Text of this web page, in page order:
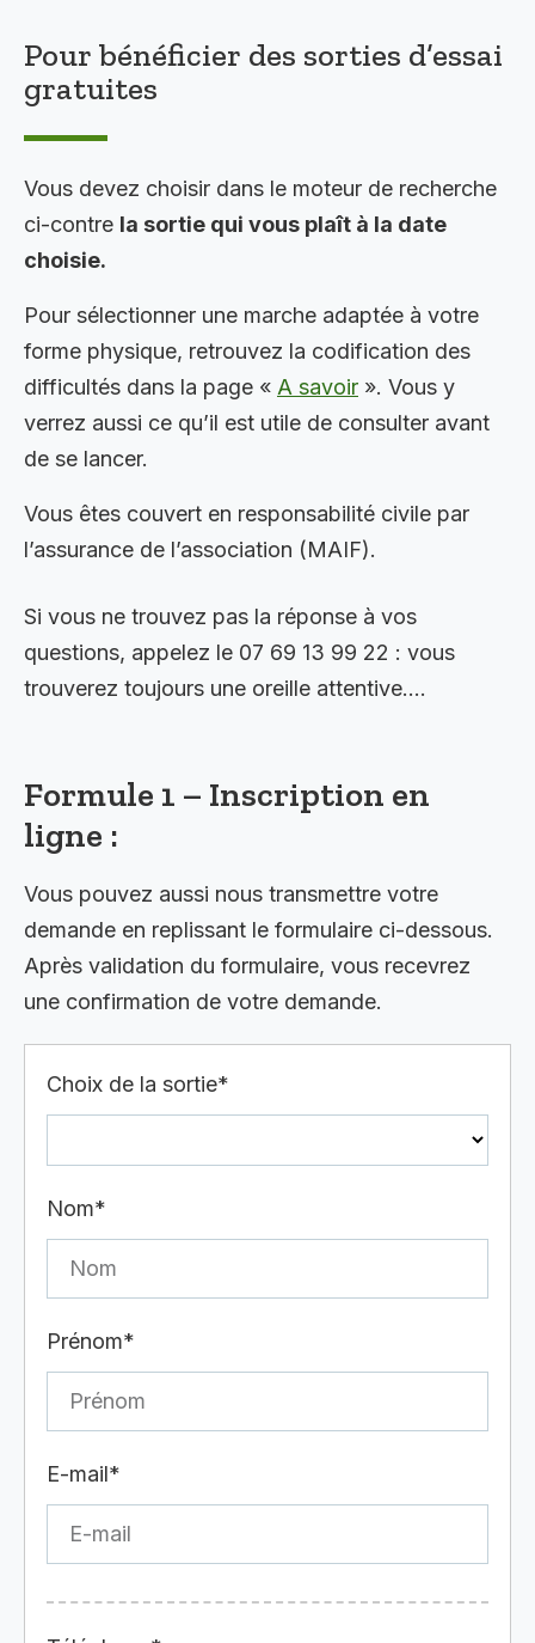
Pour bénéficier des sorties d’essai
gratuites
Vous devez choisir dans le moteur de recherche
ci-contre la sortie qui vous plaît à la date
choisie.
Pour sélectionner une marche adaptée à votre
forme physique, retrouvez la codification des
difficultés dans la page « A savoir ». Vous y
verrez aussi ce qu’il est utile de consulter avant
de se lancer.
Vous êtes couvert en responsabilité civile par
l’assurance de l’association (MAIF).
Si vous ne trouvez pas la réponse à vos
questions, appelez le 07 69 13 99 22 : vous
trouverez toujours une oreille attentive….
Formule 1 – Inscription en
ligne :
Vous pouvez aussi nous transmettre votre
demande en replissant le formulaire ci-dessous.
Après validation du formulaire, vous recevrez
une confirmation de votre demande.
Choix de la sortie*
Nom*
Prénom*
E-mail*